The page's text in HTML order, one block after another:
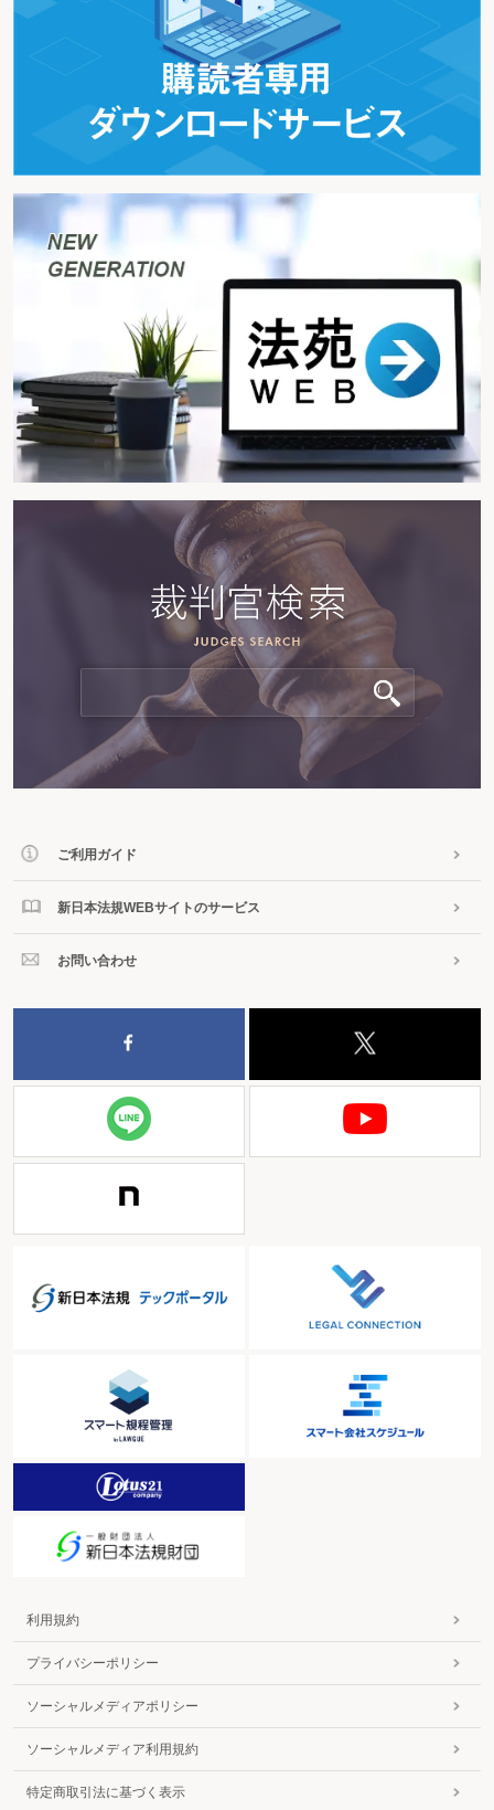
ご利用ガイド
新日本法規WEBサイトのサービス
お問い合わせ
利用規約
プライバシーポリシー
ソーシャルメディアポリシー
ソーシャルメディア利用規約
特定商取引法に基づく表示